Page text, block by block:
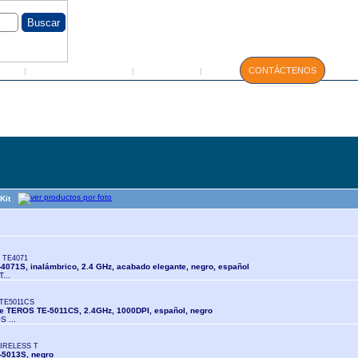
| | | CONTÁCTENOS
TE4071
inalámbrico, 2.4 GHz, acabado elegante, negro, español
TE-5011CS, 2.4GHz, 1000DPI, español, negro
...
T
5013S, negro